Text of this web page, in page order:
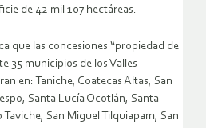
de 42 mil 107 hectáreas.
que las concesiones “propiedad de
35 municipios de los Valles
en: Taniche, Coatecas Altas, San
Santa Lucía Ocotlán, Santa
San Miguel Tilquiapam, San